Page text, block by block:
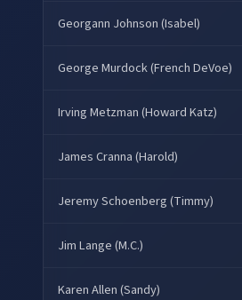
Georgann Johnson (Isabel)
George Murdock (French DeVoe)
Irving Metzman (Howard Katz)
James Cranna (Harold)
Jeremy Schoenberg (Timmy)
Jim Lange (M.C.)
Karen Allen (Sandy)